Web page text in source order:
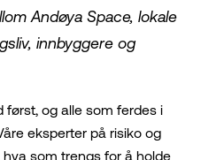
Andøya Space, lokale
innbyggere og
og alle som ferdes i
eksperter på risiko og
som trengs for å holde